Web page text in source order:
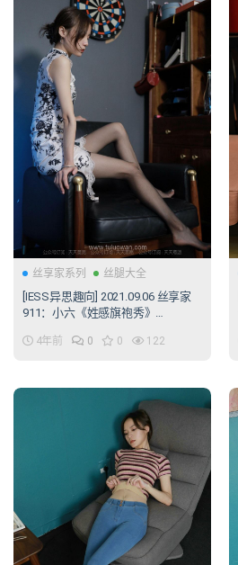
丝享家系列 丝腿大全
[IESS异思趣向] 2021.09.06 丝享家
911：小六《姓感旗袍秀》
4年前 0 0 122